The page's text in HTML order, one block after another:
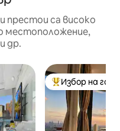
престои са високо
местоположение,
др.
Най-популярен
Избор на